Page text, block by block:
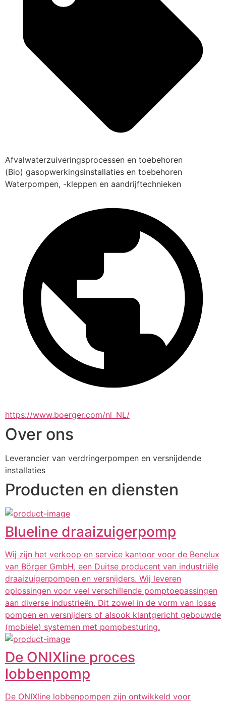
Afvalwaterzuiveringsprocessen en toebehoren
(Bio) gasopwerkingsinstallaties en toebehoren
Waterpompen, -kleppen en aandrijftechnieken
https://www.boerger.com/nl_NL/
Over ons
Leverancier van verdringerpompen en versnijdende
installaties
Producten en diensten
Blueline draaizuigerpomp
Wij zijn het verkoop en service kantoor voor de Benelux
van Börger GmbH, een Duitse producent van industriële
draaizuigerpompen en versnijders. Wij leveren
oplossingen voor veel verschillende pomptoepassingen
aan diverse industrieën. Dit zowel in de vorm van losse
pompen en versnijders of alsook klantgericht gebouwde
(mobiele) systemen met pompbesturing.
De ONIXline proces
lobbenpomp
De ONIXline lobbenpompen zijn ontwikkeld voor